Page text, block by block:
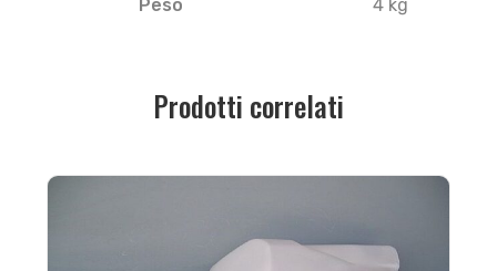
Peso 4 kg
Prodotti correlati